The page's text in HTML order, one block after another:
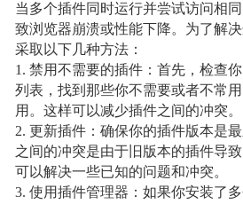
当多个插件同时运行并尝试访问相
致浏览器崩溃或性能下降。为了解
采取以下几种方法：
1. 禁用不需要的插件：首先，检查
列表，找到那些你不需要或者不常
用。这样可以减少插件之间的冲突。
2. 更新插件：确保你的插件版本是
之间的冲突是由于旧版本的插件导
可以解决一些已知的问题和冲突。
3. 使用插件管理器：如果你安装了